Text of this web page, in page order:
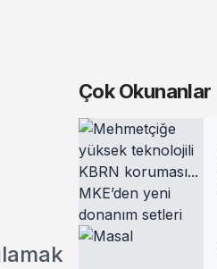
Çok Okunanlar